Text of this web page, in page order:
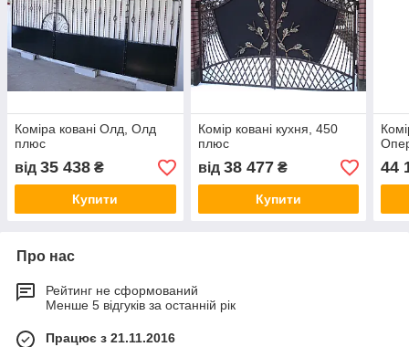
Коміра ковані Олд, Олд
плюс
від 35 438 ₴
Купити
Комір ковані кухня, 450
плюс
від 38 477₴
Купити
44
Про нас
Рейтинг не сформований
Менше 5 відгуків за останній рік
Працює з 21.11.2016